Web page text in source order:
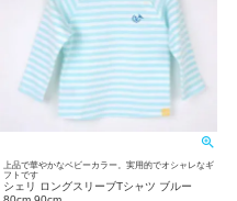
上品で華やかなベビーカラー。実用的でオシャレなギ
フトです
シェリ ロングスリーブTシャツ ブルー